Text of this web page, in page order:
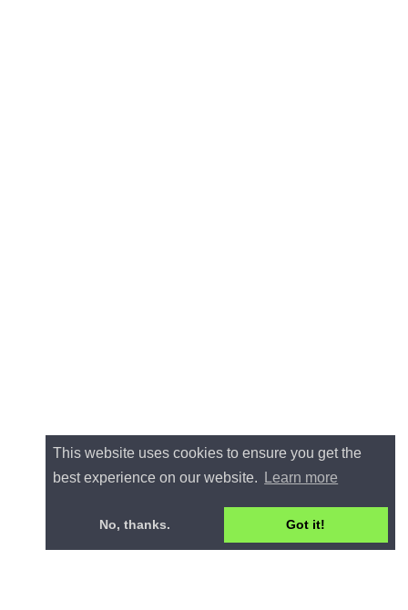
This website uses cookies to ensure you get the
best experience on our website.
Learn more
No, thanks. Got it!